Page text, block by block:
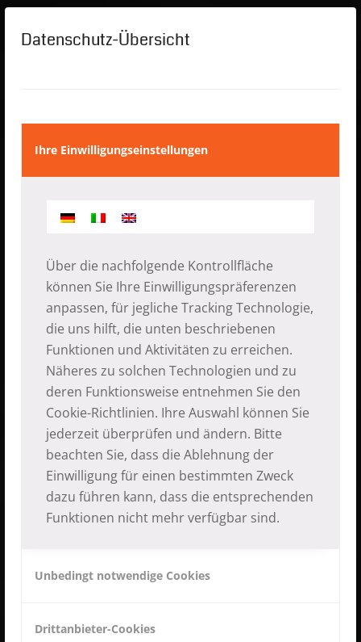
Datenschutz-Übersicht
Ihre Einwilligungseinstellungen
Über die nachfolgende Kontrollfläche
können Sie Ihre Einwilligungspräferenzen
anpassen, für jegliche Tracking Technologie,
die uns hilft, die unten beschriebenen
Funktionen und Aktivitäten zu erreichen.
Näheres zu solchen Technologien und zu
deren Funktionsweise entnehmen Sie den
Cookie-Richtlinien. Ihre Auswahl können Sie
jederzeit überprüfen und ändern. Bitte
beachten Sie, dass die Ablehnung der
Einwilligung für einen bestimmten Zweck
dazu führen kann, dass die entsprechenden
Funktionen nicht mehr verfügbar sind.
Unbedingt notwendige Cookies
Drittanbieter-Cookies
PRONEPAL
Hilfe, die ankommt!